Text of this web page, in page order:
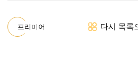
프리미어 다시 목록